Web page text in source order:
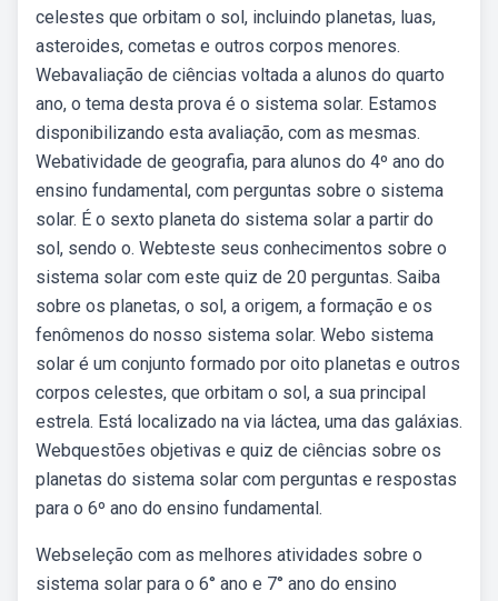
celestes que orbitam o sol, incluindo planetas, luas,
asteroides, cometas e outros corpos menores.
Webavaliação de ciências voltada a alunos do quarto
ano, o tema desta prova é o sistema solar. Estamos
disponibilizando esta avaliação, com as mesmas.
Webatividade de geografia, para alunos do 4º ano do
ensino fundamental, com perguntas sobre o sistema
solar. É o sexto planeta do sistema solar a partir do
sol, sendo o. Webteste seus conhecimentos sobre o
sistema solar com este quiz de 20 perguntas. Saiba
sobre os planetas, o sol, a origem, a formação e os
fenômenos do nosso sistema solar. Webo sistema
solar é um conjunto formado por oito planetas e outros
corpos celestes, que orbitam o sol, a sua principal
estrela. Está localizado na via láctea, uma das galáxias.
Webquestões objetivas e quiz de ciências sobre os
planetas do sistema solar com perguntas e respostas
para o 6º ano do ensino fundamental.
Webseleção com as melhores atividades sobre o
sistema solar para o 6° ano e 7° ano do ensino